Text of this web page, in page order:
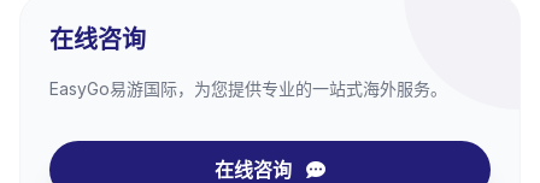
在线咨询
EasyGo易游国际，为您提供专业的一站式海外服务。
在线咨询